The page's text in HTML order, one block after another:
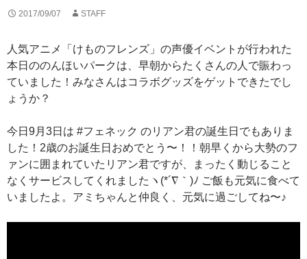
2017/09/07 STAFF
人気アニメ「けものフレンズ」の声優イベントが行われた
本日ののんほいパークは、早朝からたくさんの人で賑わっ
ていました！みなさんはコラボグッズをゲットできたでし
ょうか？
今日9月3日は #フェネック のリアン君の誕生日でもありま
した！2歳のお誕生日おめでとう〜！！朝早くから大勢のフ
ァンに囲まれていたリアン君ですが、まったく動じること
なくサービスしてくれましたヽ(*´∇｀)ﾉ ご飯も元気に食べて
いましたよ。アミちゃんと仲良く、元気に過ごしてね〜♪